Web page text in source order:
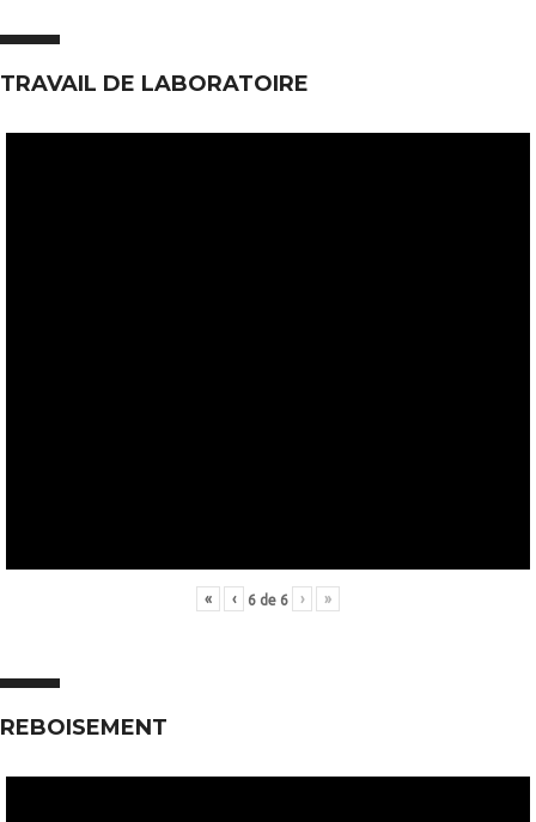
TRAVAIL DE LABORATOIRE
« ‹ 6 de 6 › »
REBOISEMENT